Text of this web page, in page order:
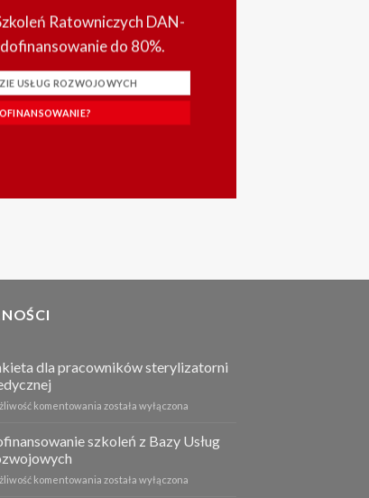
Ratowniczych DAN-
do 80%.
USŁUG ROZWOJOWYCH
dla pracowników sterylizatorni
komentowania Ankieta
pracowników
została wyłączona
szkoleń z Bazy Usług
komentowania Dofinansowanie
została wyłączona